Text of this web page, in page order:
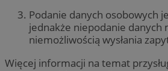
Podanie danych osobowych
jednakże niepodanie danych
niemożliwością wysłania
Więcej informacji na temat